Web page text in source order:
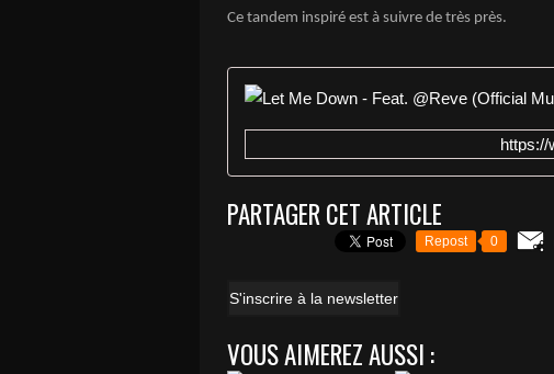
Ce tandem inspiré est à suivre de très près.
https://
PARTAGER CET ARTICLE
Repost 0
S'inscrire à la newsletter
VOUS AIMEREZ AUSSI :